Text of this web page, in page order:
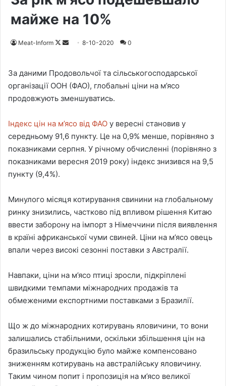
майже на 10%
Meat-Inform
F
l
o
w
n
X
d
a
n
m
a
i
l
8-10-2020 0
За даними Продовольчої та сільськогосподарської
організації ООН (ФАО), глобальні ціни на м’ясо
продовжують зменшуватись.
Індекс цін на м’ясо від ФАО у вересні становив у
середньому 91,6 пункту. Це на 0,9% менше, порівняно з
показниками серпня. У річному обчисленні (порівняно з
показниками вересня 2019 року) індекс знизився на 9,5
пункту (9,4%).
Минулого місяця котирування свинини на глобальному
ринку знизились, частково під впливом рішення Китаю
ввести заборону на імпорт з Німеччини після виявлення
в країні африканської чуми свиней. Ціни на м’ясо овець
впали через високі сезонні поставки з Австралії.
Навпаки, ціни на м’ясо птиці зросли, підкріплені
швидкими темпами міжнародних продажів та
обмеженими експортними поставками з Бразилії.
Що ж до міжнародних котирувань яловичини, то вони
залишались стабільними, оскільки збільшення цін на
бразильську продукцію було майже компенсовано
зниженням котирувань на австралійську яловичину.
Таким чином попит і пропозиція на м’ясо великої